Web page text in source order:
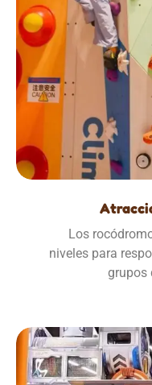
Los
niveles para
grupos